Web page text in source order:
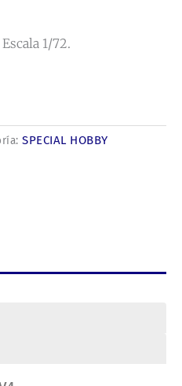
1/72.
SPECIAL HOBBY